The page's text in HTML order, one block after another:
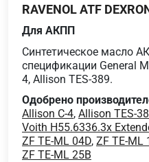
RAVENOL ATF
Для АКПП
Cинтетическое масло
спецификации General
4, Allison TES-389.
Одобрено
Allison C-4, Allison TES-
Voith H55.6336.3x
ZF TE-ML 04D, ZF TE-ML
ZF TE-ML 25B